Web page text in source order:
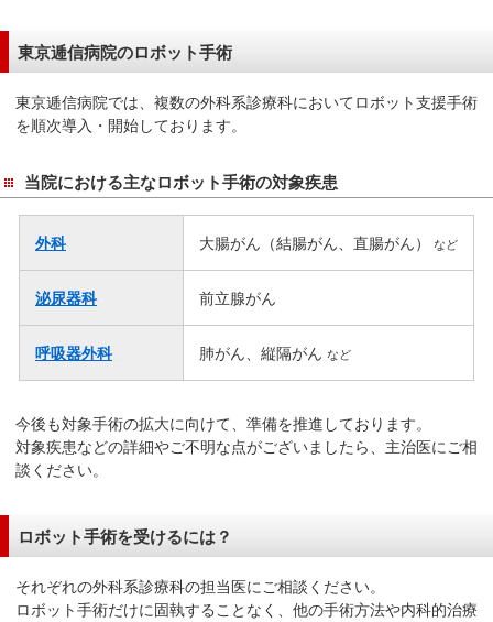
東京逓信病院のロボット手術
東京逓信病院では、複数の外科系診療科においてロボット支援手術
を順次導入・開始しております。
当院における主なロボット手術の対象疾患
外科 大腸がん（結腸がん、直腸がん） など
泌尿器科 前立腺がん
呼吸器外科 肺がん、縦隔がん など
今後も対象手術の拡大に向けて、準備を推進しております。
対象疾患などの詳細やご不明な点がございましたら、主治医にご相
談ください。
ロボット手術を受けるには？
それぞれの外科系診療科の担当医にご相談ください。
ロボット手術だけに固執することなく、他の手術方法や内科的治療